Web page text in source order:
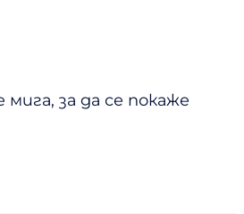
за да се покаже